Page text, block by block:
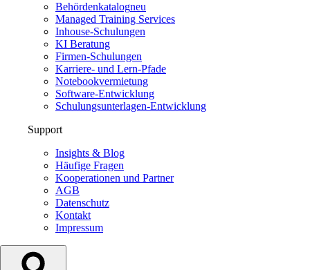
Behördenkatalogneu
Managed Training Services
Inhouse-Schulungen
KI Beratung
Firmen-Schulungen
Karriere- und Lern-Pfade
Notebookvermietung
Software-Entwicklung
Schulungsunterlagen-Entwicklung
Support
Insights & Blog
Häufige Fragen
Kooperationen und Partner
AGB
Datenschutz
Kontakt
Impressum